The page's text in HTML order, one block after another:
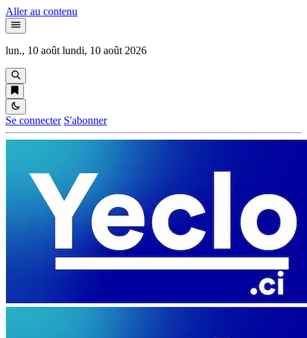
Aller au contenu
lun., 10 août lundi, 10 août 2026
Se connecter S'abonner